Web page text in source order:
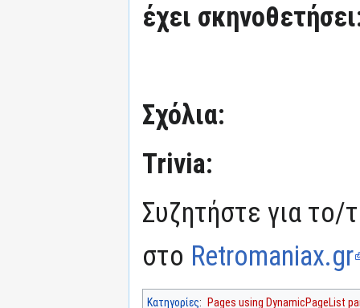
έχει
Σχόλια:
Trivia:
Συζητήστε για το/
στο Retromaniax.gr
Κατηγορίες: Pages using DynamicPageList